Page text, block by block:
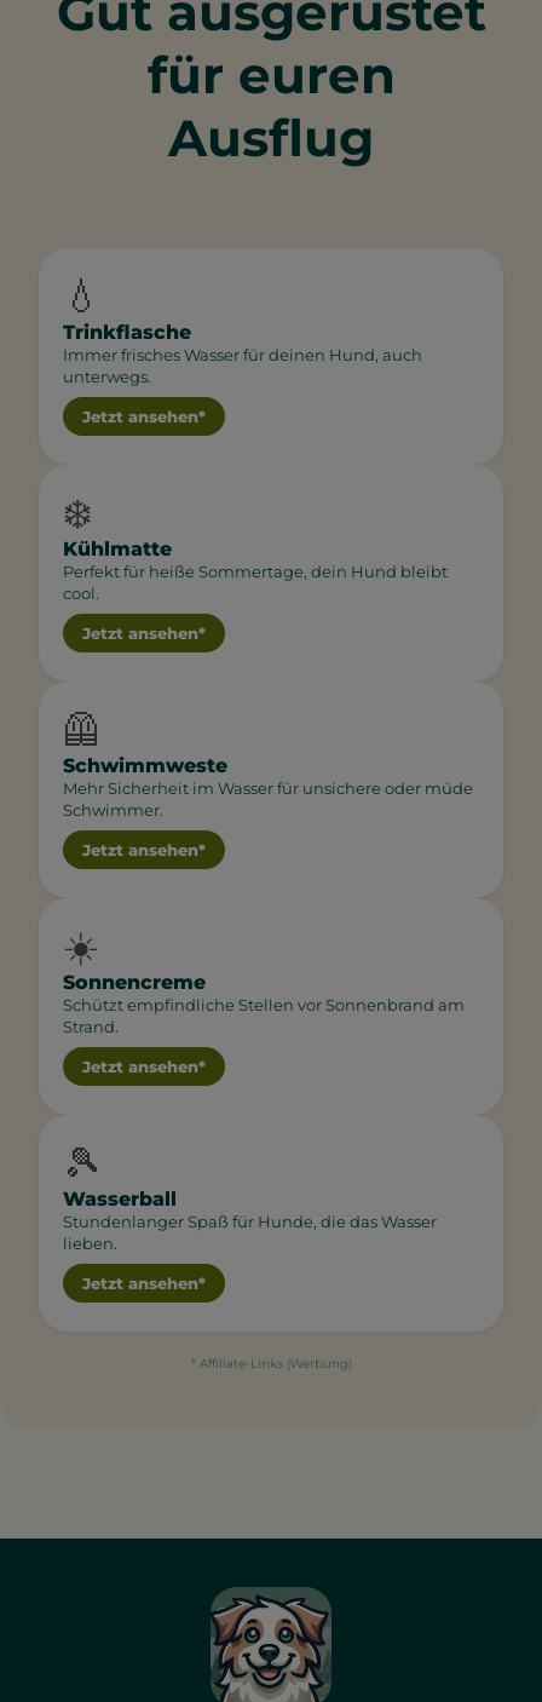
für euren
Ausflug
💧
Trinkflasche
Immer frisches Wasser für deinen Hund, auch
unterwegs.
Jetzt ansehen*
❄️
Kühlmatte
Perfekt für heiße Sommertage, dein Hund bleibt
cool.
Jetzt ansehen*
🦺
Schwimmweste
Mehr Sicherheit im Wasser für unsichere oder müde
Schwimmer.
Jetzt ansehen*
☀️
Sonnencreme
Schützt empfindliche Stellen vor Sonnenbrand am
Strand.
Jetzt ansehen*
🎾
Wasserball
Stundenlanger Spaß für Hunde, die das Wasser
lieben.
Jetzt ansehen*
* Affiliate-Links (Werbung)